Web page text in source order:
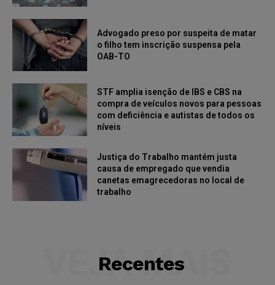
Advogado preso por suspeita de matar
o filho tem inscrição suspensa pela
OAB-TO
STF amplia isenção de IBS e CBS na
compra de veículos novos para pessoas
com deficiência e autistas de todos os
níveis
Justiça do Trabalho mantém justa
causa de empregado que vendia
canetas emagrecedoras no local de
trabalho
Recentes
VEJA MAIS